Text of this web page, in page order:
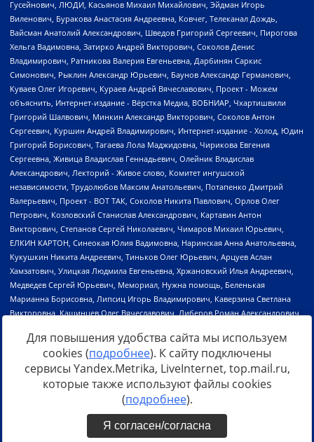
Источник:https://minjust.gov.ru/uploaded/files/reestr-
inostrannyih-agentov-22-03-2024.pdfданные на22.03.2024
Для повышения удобства сайта мы используем
cookies (подробнее). К сайту подключены
сервисы Yandex.Metrika, LiveInternet, top.mail.ru,
которые также используют файлы cookies
(подробнее).
Я согласен/согласна